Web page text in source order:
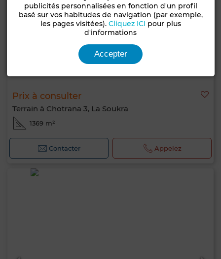
Prix à consulter
Terrain à Chotrana 3, La Soukra
1369 m²
Contacter Appelez
publicités personnalisées en fonction d'un profil
basé sur vos habitudes de navigation (par exemple,
les pages visitées). Cliquez ICI pour plus
d'informations
Accepter